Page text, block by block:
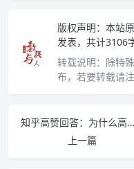
版权声明： 本站
发表，共计3106
转载说明： 除特
布，若要转载请注
知乎高赞回答：为什么高级程序员不必担心自己的技术过时？
上一篇